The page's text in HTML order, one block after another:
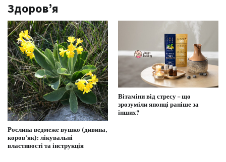
Здоров’я
Рослина ведмеже вушко (дивина,
коров’як): лікувальні
властивості та інструкція
Вітаміни від стресу – що
зрозуміли японці раніше за
інших?